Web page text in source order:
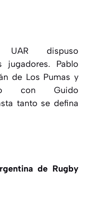
dispuso
jugadores. Pablo
de Los Pumas y
con Guido
tanto se defina
de Rugby